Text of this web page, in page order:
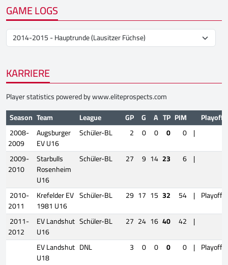
GAME LOGS
KARRIERE
Player statistics powered bywww.eliteprospects.com
Season Team League GP G A TP PIM
Playoffs
2008-
2009
Augsburger
EV U16
Schüler-BL 2 0 0 0 0 |
2009-
2010
Starbulls
Rosenheim
U16
Schüler-BL 27 9 14 23 6 |
2010-
2011
Krefelder EV
1981 U16
Schüler-BL 29 17 15 32 54 | Playoffs
2011-
2012
EV Landshut
U16
Schüler-BL 27 24 16 40 42 |
EV Landshut
U18
DNL 3 0 0 0 0 | Playoffs